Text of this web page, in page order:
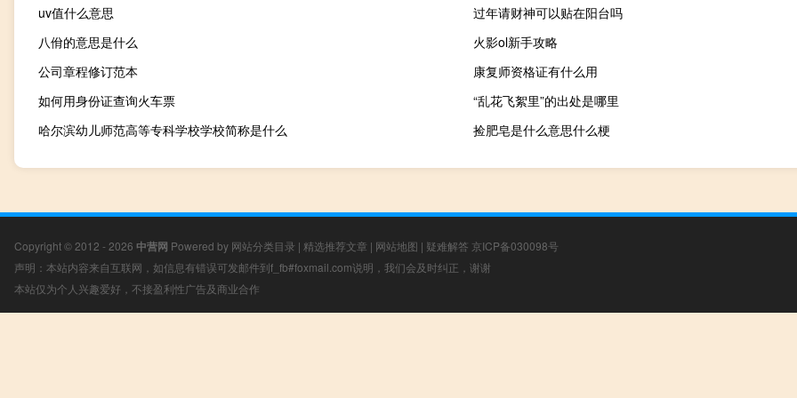
uv值什么意思
过年请财神可以贴在阳台吗
八佾的意思是什么
火影ol新手攻略
公司章程修订范本
康复师资格证有什么用
如何用身份证查询火车票
“乱花飞絮里”的出处是哪里
哈尔滨幼儿师范高等专科学校学校简称是什么
捡肥皂是什么意思什么梗
Copyright © 2012 - 2026 中营网 Powered by 网站分类目录 | 精选推荐文章 | 网站地图 | 疑难解答 京ICP备030098号
声明：本站内容来自互联网，如信息有错误可发邮件到f_fb#foxmail.com说明，我们会及时纠正，谢谢
本站仅为个人兴趣爱好，不接盈利性广告及商业合作